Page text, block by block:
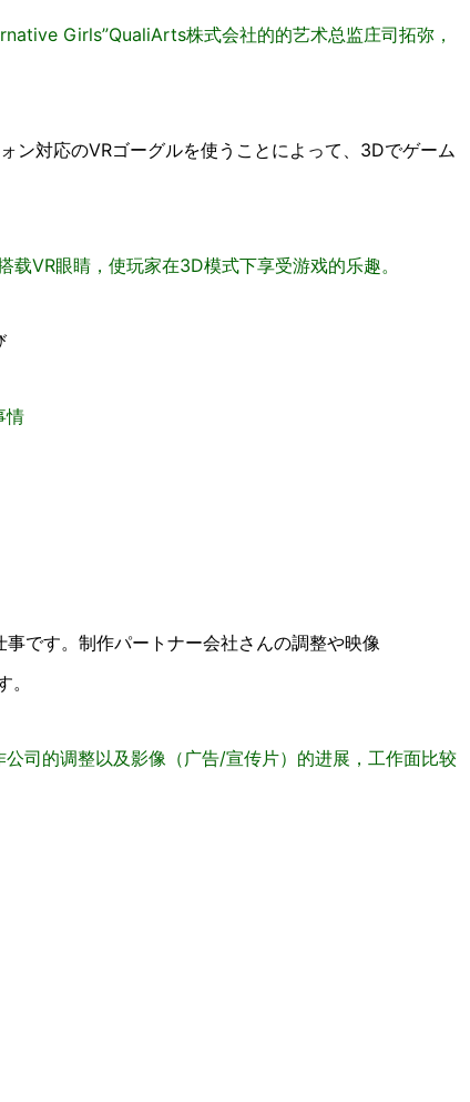
Girls”QualiArts株式会社的的艺术总监庄司拓弥，
ン対応のVRゴーグルを使うことによって、3Dでゲーム
VR眼睛，使玩家在3D模式下享受游戏的乐趣。
情
です。制作パートナー会社さんの調整や映像
司的调整以及影像（广告/宣传片）的进展，工作面比较